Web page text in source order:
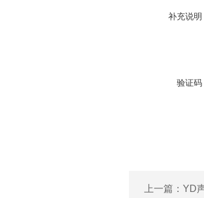
补充说明
验证码
上一篇： YD